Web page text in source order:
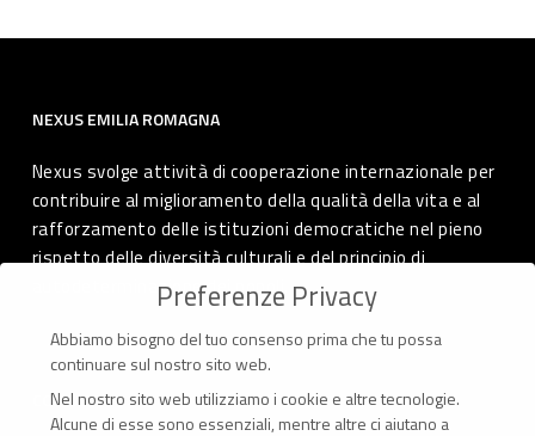
NEXUS EMILIA ROMAGNA
Nexus svolge attività di cooperazione internazionale per
contribuire al miglioramento della qualità della vita e al
rafforzamento delle istituzioni democratiche nel pieno
rispetto delle diversità culturali e del principio di
autodeterminazione dei popoli.
CONTATTI
Preferenze Privacy
Abbiamo bisogno del tuo consenso prima che tu possa
continuare sul nostro sito web.
Nel nostro sito web utilizziamo i cookie e altre tecnologie.
Alcune di esse sono essenziali, mentre altre ci aiutano a